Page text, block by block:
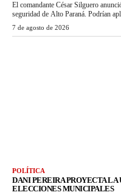
El comandante César Silguero
seguridad de Alto Paraná. Podrían
7 de agosto de 2026
POLÍTICA
DANI PEREIRA PROYECTA
ELECCIONES MUNICIPALES